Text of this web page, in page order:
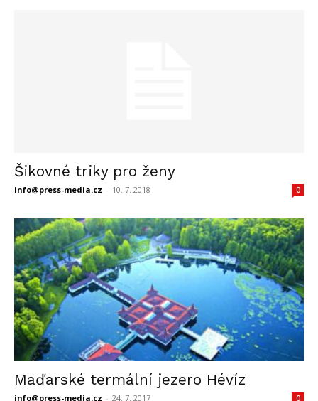
Šikovné triky pro ženy
info@press-media.cz - 10. 7. 2018 0
Maďarské termální jezero Hévíz
info@press-media.cz - 24. 7. 2017 0